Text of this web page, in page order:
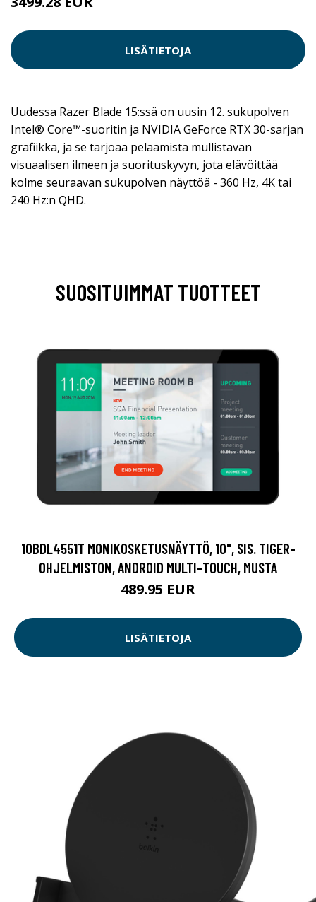
LISÄTIETOJA
Uudessa Razer Blade 15:ssä on uusin 12. sukupolven
Intel® Core™-suoritin ja NVIDIA GeForce RTX 30-sarjan
grafiikka, ja se tarjoaa pelaamista mullistavan
visuaalisen ilmeen ja suorituskyvyn, jota elävöittää
kolme seuraavan sukupolven näyttöä - 360 Hz, 4K tai
240 Hz:n QHD.
SUOSITUIMMAT TUOTTEET
10BDL4551T MONIKOSKETUSNÄYTTÖ, 10", SIS. TIGER-
OHJELMISTON, ANDROID MULTI-TOUCH, MUSTA
489.95 EUR
LISÄTIETOJA